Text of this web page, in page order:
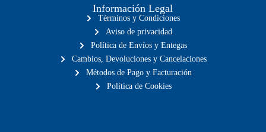
Información Legal
Términos y Condiciones
Aviso de privacidad
Política de Envíos y Entegas
Cambios, Devoluciones y Cancelaciones
Métodos de Pago y Facturación
Política de Cookies